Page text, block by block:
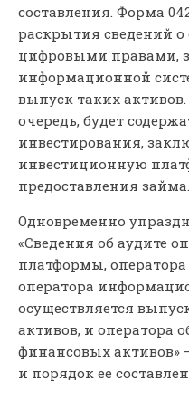
составления. Форма
раскрытия сведений
цифровыми правами,
информационной
выпуск таких
очередь, будет
инвестирования,
инвестиционную
предоставления займа.
Одновременно
«Сведения об аудите
платформы,
оператора
осуществляется
активов, и оператора
финансовых активов»
и порядок ее